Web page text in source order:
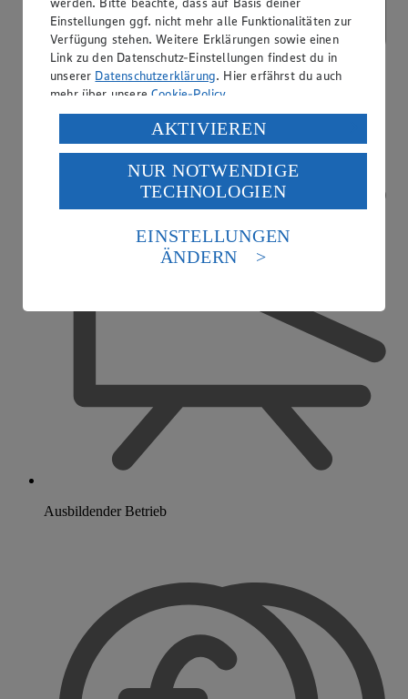
Ausbildender Betrieb
Einstellungen ggf. nicht mehr alle Funktionalitäten zur
Verfügung stehen. Weitere Erklärungen sowie einen
Link zu den Datenschutz-Einstellungen findest du in
unserer Datenschutzerklärung. Hier erfährst du auch
mehr über unsereCookie-Policy.
Verarbeitung deiner personenbezogenen Daten in den
USA durch Facebook und YouTube:
Wenn du auf „Aktivieren“ klickst, willigst du im Sinne
des Art. 49 Abs. 1 Satz 1 lit. a) DSGVO ein, dass deine
Daten in den USA verarbeitet werden. Der EuGH sieht
die USA als Land mit einem nach europäischen
Standards nicht angemessenen Datenschutzniveau an.
Es besteht das Risiko eines Zugriffs durch US-
Informationen zum Herausgeber der Seite findest du
AKTIVIEREN
NUR NOTWENDIGE
TECHNOLOGIEN
EINSTELLUNGEN
ÄNDERN